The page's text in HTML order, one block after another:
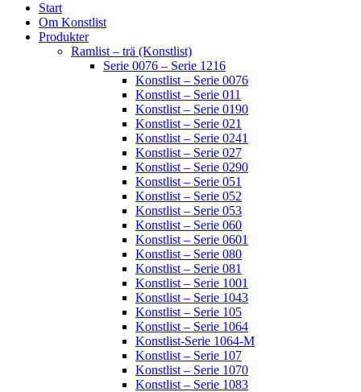
Start
Om Konstlist
Produkter
Ramlist – trä (Konstlist)
Serie 0076 – Serie 1216
Konstlist – Serie 0076
Konstlist – Serie 011
Konstlist – Serie 0190
Konstlist – Serie 021
Konstlist – Serie 0241
Konstlist – Serie 027
Konstlist – Serie 0290
Konstlist – Serie 051
Konstlist – Serie 052
Konstlist – Serie 053
Konstlist – Serie 060
Konstlist – Serie 0601
Konstlist – Serie 080
Konstlist – Serie 081
Konstlist – Serie 1001
Konstlist – Serie 1043
Konstlist – Serie 105
Konstlist – Serie 1064
Konstlist-Serie 1064-M
Konstlist – Serie 107
Konstlist – Serie 1070
Konstlist – Serie 1083